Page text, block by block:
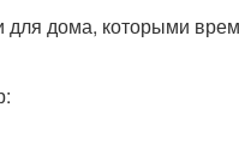
для дома, которыми